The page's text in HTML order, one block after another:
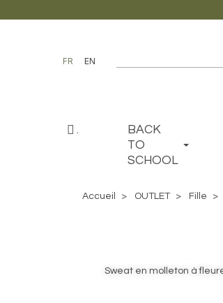
FR EN
.
BACK
TO
SCHOOL
Accueil OUTLET Fille
Sweat en molleton à